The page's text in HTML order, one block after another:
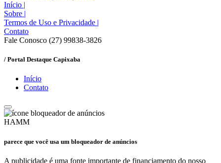
Início |
Sobre |
Termos de Uso e Privacidade |
Contato
Fale Conosco (27) 99838-3826
/ Portal Destaque Capixaba
Início
Contato
HAMM
parece que você usa um bloqueador de anúncios
A publicidade é uma fonte importante de financiamento do nosso